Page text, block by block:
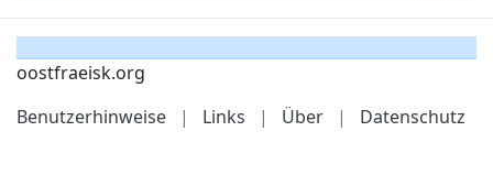
oostfraeisk.org
Benutzerhinweise
| Links | Über | Datenschutz